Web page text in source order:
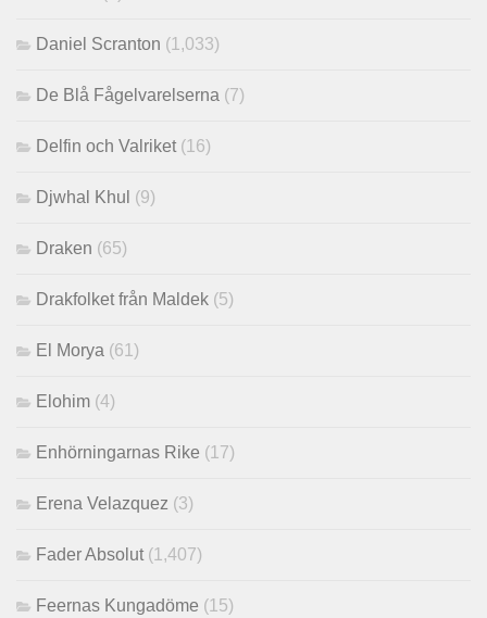
Daniel Scranton (1,033)
De Blå Fågelvarelserna (7)
Delfin och Valriket(16)
Djwhal Khul (9)
Draken (65)
Drakfolket från Maldek (5)
El Morya (61)
Elohim (4)
Enhörningarnas Rike (17)
Erena Velazquez (3)
Fader Absolut(1,407)
Feernas Kungadöme (15)